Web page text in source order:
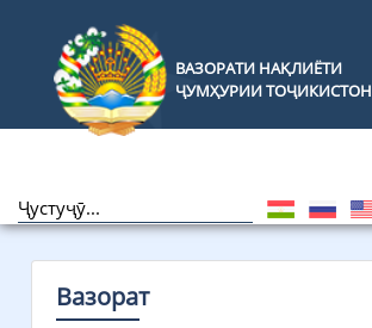
ВАЗОРАТИ НАҚЛИЁТИ
ҶУМҲУРИИ ТОҶИКИСТОН
Вазорат